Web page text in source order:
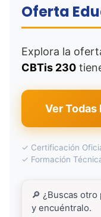
Oferta
Explora la
CBTis 230
Ver
✓ Certificación
✓ Formación
🔎 ¿Buscas otro
y encuéntralo.